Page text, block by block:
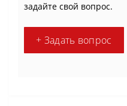
задайте свой вопрос.
+ Задать вопрос